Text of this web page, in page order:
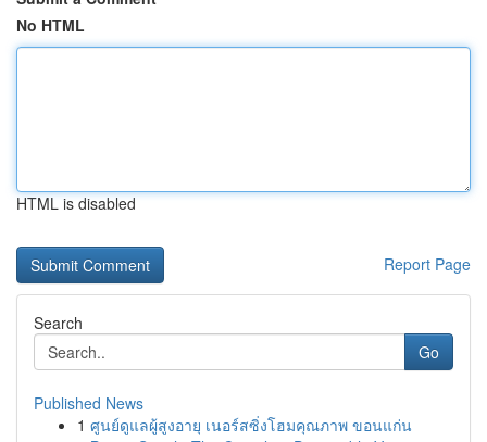
No HTML
HTML is disabled
Report Page
Search
Go
Published News
1 ศูนย์ดูแลผู้สูงอายุ เนอร์สซิ่งโฮมคุณภาพ ขอนแก่น